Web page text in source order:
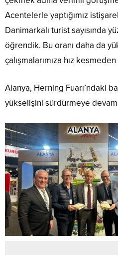
Acentelerle yaptığımız
Danimarkalı turist sayısında
öğrendik. Bu oranı daha da
çalışmalarımıza hız
Alanya, Herning Fuarı’ndaki
yükselişini sürdürmeye